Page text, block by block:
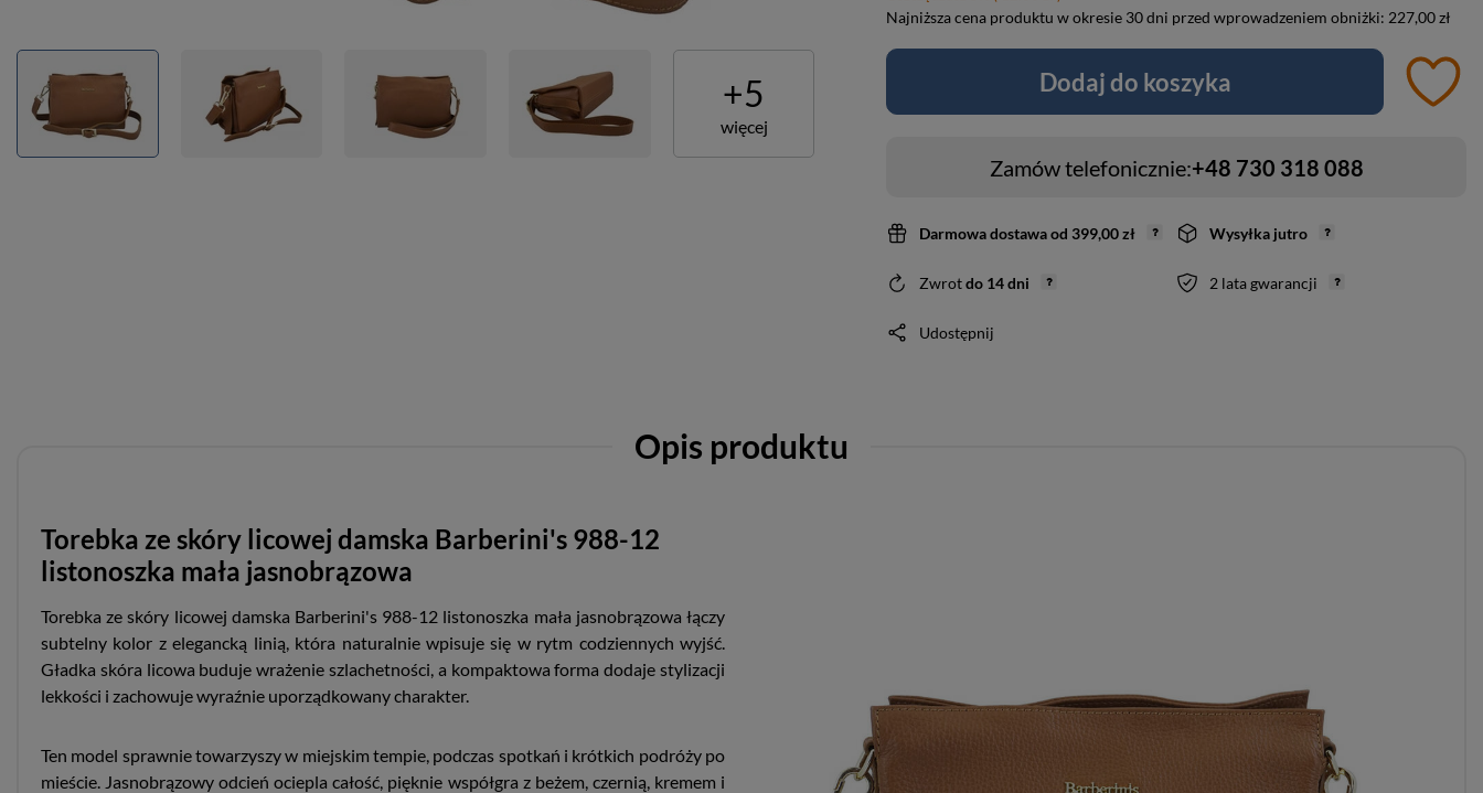
+5
więcej
Najniższa cena produktu w okresie 30 dni przed wprowadzeniem obniżki: 227,00 zł
Dodaj do koszyka
Zamów telefonicznie:+48 730 318 088
Darmowa dostawaod 399,00 zł Wysyłka jutro
Zwrotdo 14dni 2 lata gwarancji
Udostępnij
Opis produktu
Torebka ze skóry licowej damska Barberini's 988-12
listonoszka mała jasnobrązowa
Torebka ze skóry licowej damska Barberini's 988-12 listonoszka mała jasnobrązowa łączy
subtelny kolor z elegancką linią, która naturalnie wpisuje się w rytm codziennych wyjść.
Gładka skóra licowa buduje wrażenie szlachetności, a kompaktowa forma dodaje stylizacji
lekkości i zachowuje wyraźnie uporządkowany charakter.
Ten model sprawnie towarzyszy w miejskim tempie, podczas spotkań i krótkich podróży po
mieście. Jasnobrązowy odcień ociepla całość, pięknie współgra z beżem, czernią, kremem i